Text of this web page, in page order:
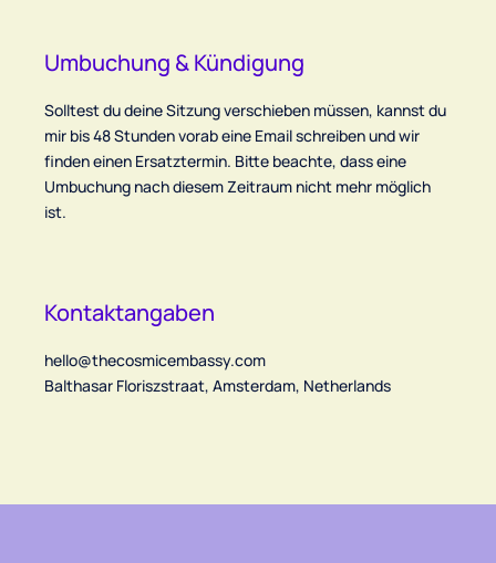
Umbuchung & Kündigung
Solltest du deine Sitzung verschieben müssen, kannst du
mir bis 48 Stunden vorab eine Email schreiben und wir
finden einen Ersatztermin. Bitte beachte, dass eine
Umbuchung nach diesem Zeitraum nicht mehr möglich
ist.
Kontaktangaben
hello@thecosmicembassy.com
Balthasar Floriszstraat, Amsterdam, Netherlands